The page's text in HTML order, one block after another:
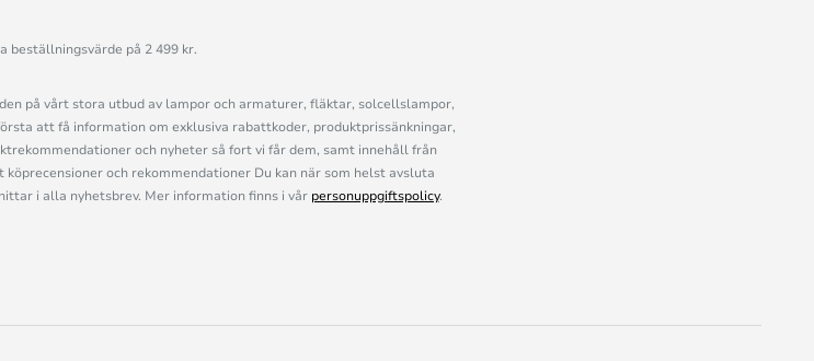
beställningsvärde på 2 499 kr.
på vårt stora utbud av lampor och armaturer, fläktar, solcellslampor,
att få information om exklusiva rabattkoder, produktprissänkningar,
och nyheter så fort vi får dem, samt innehåll från
och rekommendationer Du kan när som helst avsluta
i alla nyhetsbrev. Mer information finns i vår personuppgiftspolicy.